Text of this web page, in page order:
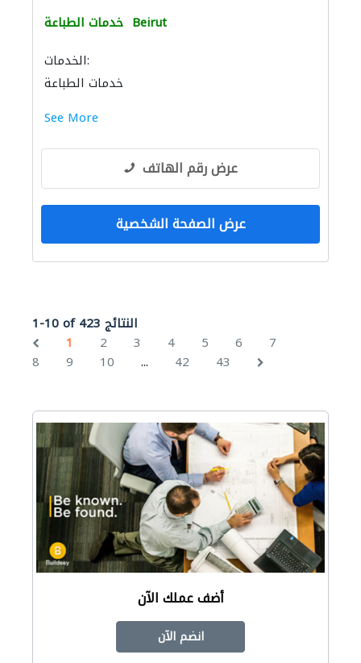
خدمات الطباعة Beirut
الخدمات:
خدمات الطباعة
See More
عرض رقم الهاتف
عرض الصفحة الشخصية
1-10 of 423 النتائج
1
2 3 4 5 6
7
8
9 10 ... 42 43
أضف عملك الآن
انضم الآن